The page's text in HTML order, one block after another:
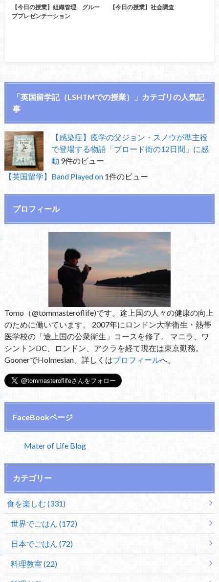
【今日の授業】組織管理 グルー
ププレゼンテーション
【今日の授業】社会調査
「英国留学記（LSHTMでの授業）」カテゴリの人気記
事
【感染症】疫学の父ジョン・スノウが準主役
で登場する物語「ブロード街の12日間」に感
動 9件のビュー
【英国留学】Band Played on 1件のビュー
プロフィール
Tomo（@tommasteroflife)です。途上国の人々の健康の向上
のために働いています。 2007年にロンドン大学衛生・熱帯
医学校の「途上国の公衆衛生」コースを修了。 マニラ、ワ
シントンDC、ロンドン、アクラを経て現在は東京勤務。
GoonerでHolmesian。詳しくはプロフィールへ。
FaceBookページ
Mater of Life Blog
カテゴリー
食を楽しむ (331)
世界でごはん (172)
日本でごはん (72)
料理教室 (22)